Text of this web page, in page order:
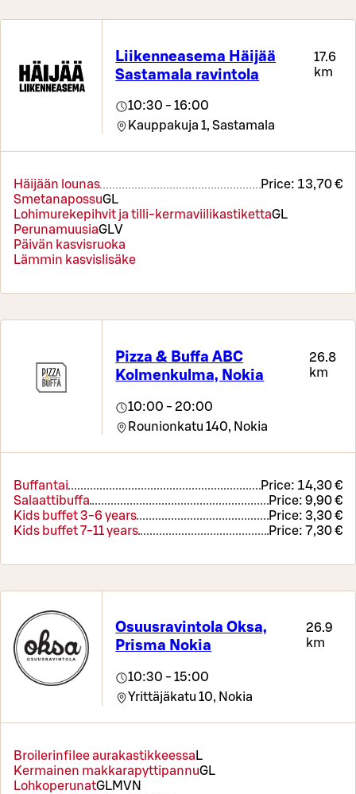
Liikenneasema Häijää
Sastamala ravintola
17.6
km
10:30 - 16:00
Kauppakuja 1, Sastamala
Häijään lounas Price: 13,70 €
SmetanapossuGL
Lohimurekepihvit ja tilli-kermaviilikastikettaGL
PerunamuusiaGLV
Päivän kasvisruoka
Lämmin kasvislisäke
Pizza & Buffa ABC
Kolmenkulma, Nokia
26.8
km
10:00 - 20:00
Rounionkatu 140, Nokia
Buffantai Price: 14,30 €
Salaattibuffa
Price: 9,90 €
Kids buffet 3-6 years
Price: 3,30 €
Kids buffet 7-11 years
Price: 7,30 €
Osuusravintola Oksa,
Prisma Nokia
26.9
km
10:30 - 15:00
Yrittäjäkatu 10, Nokia
Broilerinfilee aurakastikkeessa L
Kermainen makkarapyttipannuGL
LohkoperunatGLMVN